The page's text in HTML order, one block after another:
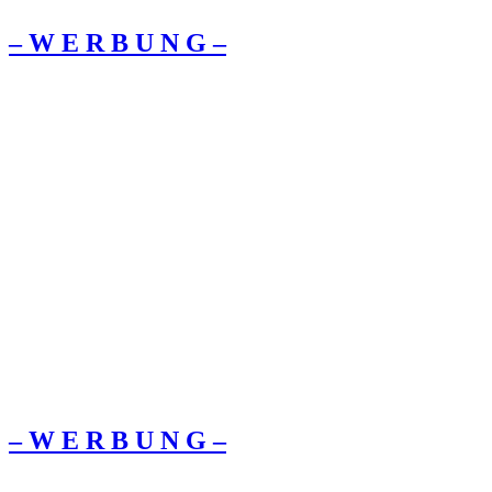
– W Ε R Β U Ν G –
– W Ε R Β U Ν G –